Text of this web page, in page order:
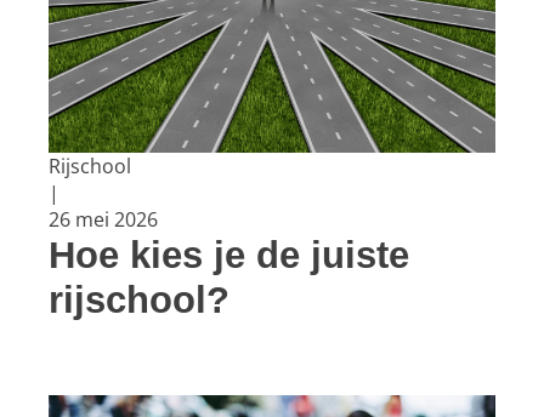
Rijschool
|
26 mei 2026
Hoe kies je de juiste
rijschool?